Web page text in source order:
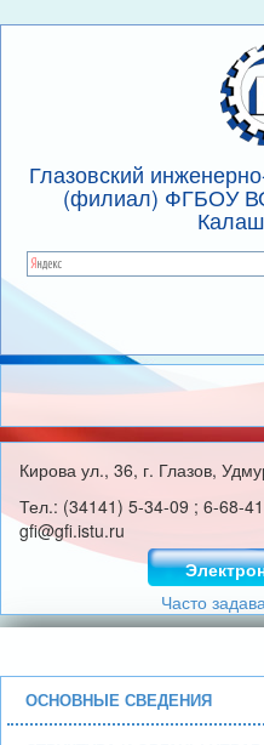
Глазовский
(филиал) ФГБОУ
Кирова ул., 36, г. Глазов,
Тел.: (34141) 5-34-09 ; 6-68-
gfi@gfi.istu.ru
Часто
ОСНОВНЫЕ СВЕДЕНИЯ